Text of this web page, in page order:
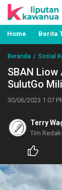
Liputan
Berita
Home Berita
Beranda Sosial
SBAN Liow
SulutGo
30/06/2023 1:07
Terry
Tim